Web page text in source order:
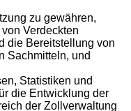
zu gewähren,
Verdeckten
die Bereitstellung von
Sachmitteln, und
Statistiken und
die Entwicklung der
der Zollverwaltung